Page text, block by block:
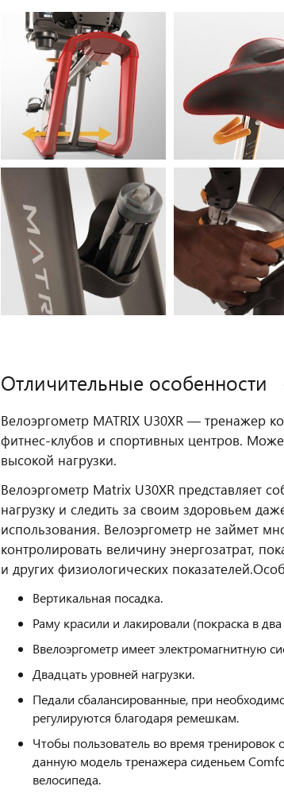
Отличительные особенности
Велоэргометр MATRIX U30XR — тренажер
фитнес‑клубов и спортивных центров.
высокой нагрузки.
Велоэргометр Matrix U30XR представляет
нагрузку и следить за своим здоровьем
использования. Велоэргометр не займет
контролировать величину энергозатрат,
и других физиологических показателей.
Вертикальная посадка.
Раму красили и лакировали (покраска в два
Ввелоэргометр имеет электромагнитную
Двадцать уровней нагрузки.
Педали сбалансированные, при
регулируются благодаря ремешкам.
Чтобы пользователь во время
данную модель тренажера сиденьем
велосипеда.